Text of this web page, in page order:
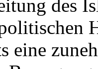
des
eine